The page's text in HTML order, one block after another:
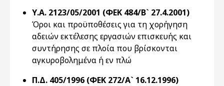
Υ.Α. 2123/05/2001 (ΦΕΚ 484/Β` 27.4.2001)
Όροι και προϋποθέσεις για τη χορήγηση
αδειών εκτέλεσης εργασιών επισκευής και
συντήρησης σε πλοία που βρίσκονται
αγκυροβολημένα ή εν πλώ
Π.Δ. 405/1996 (ΦΕΚ 272/Α` 16.12.1996)